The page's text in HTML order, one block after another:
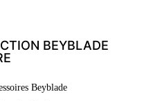
BEYBLADE
Beyblade